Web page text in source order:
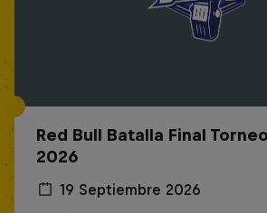
Red Bull Batalla Final
2026
19 Septiembre 2026